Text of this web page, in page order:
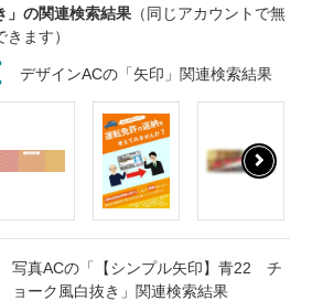
」の関連検索結果 （同じアカウントで無
ます）
デザインACの「矢印」関連検索結果
写真ACの「【シンプル矢印】青22 チ
ョーク風白抜き」関連検索結果